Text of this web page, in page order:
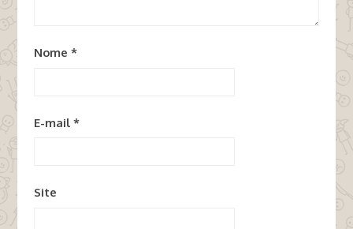
Nome *
E-mail *
Site